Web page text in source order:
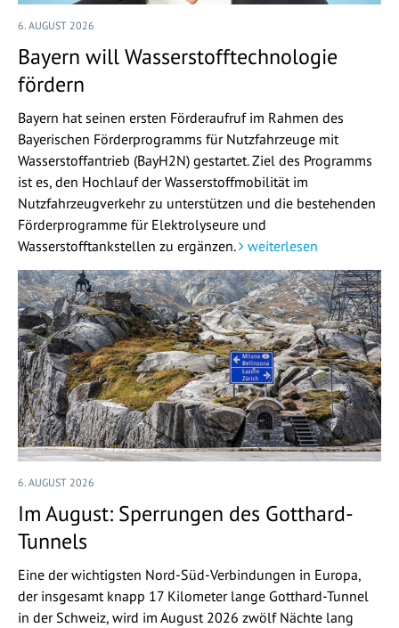
6. AUGUST 2026
Bayern will Wasserstofftechnologie
fördern
Bayern hat seinen ersten Förderaufruf im Rahmen des
Bayerischen Förderprogramms für Nutzfahrzeuge mit
Wasserstoffantrieb (BayH2N) gestartet. Ziel des Programms
ist es, den Hochlauf der Wasserstoffmobilität im
Nutzfahrzeugverkehr zu unterstützen und die bestehenden
Förderprogramme für Elektrolyseure und
Wasserstofftankstellen zu ergänzen.
weiterlesen
6. AUGUST 2026
Im August: Sperrungen des Gotthard-
Tunnels
Eine der wichtigsten Nord-Süd-Verbindungen in Europa,
der insgesamt knapp 17 Kilometer lange Gotthard-Tunnel
in der Schweiz, wird im August 2026 zwölf Nächte lang